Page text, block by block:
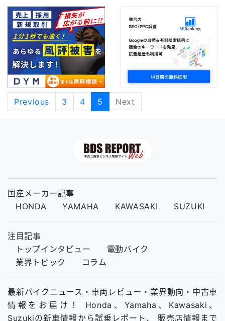
Previous 3 4 5 Next
国産メーカー記事
HONDA
YAMAHA KAWASAKI SUZUKI
注目記事
トップインタビュー
電動バイク
業界トピック
コラム
最新バイクニュース・車両レビュー・業界動向・中古車
情報をお届け！ Honda、Yamaha、Kawasaki、
Suzukiの新車情報から試乗レポート、 販売店情報まで